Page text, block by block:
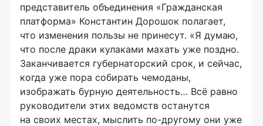
представитель объединения «Гражданская
платформа» Константин Дорошок полагает,
что изменения пользы не принесут. «Я думаю,
что после драки кулаками махать уже поздно.
Заканчивается губернаторский срок, и сейчас,
когда уже пора собирать чемоданы,
изображать бурную деятельность… Всё равно
руководители этих ведомств останутся
на своих местах, мыслить по-другому они уже